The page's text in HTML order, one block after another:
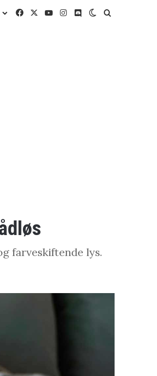
FacebookYouTubeInstagram
DiscordSwitch skin
farveskiftende lys.